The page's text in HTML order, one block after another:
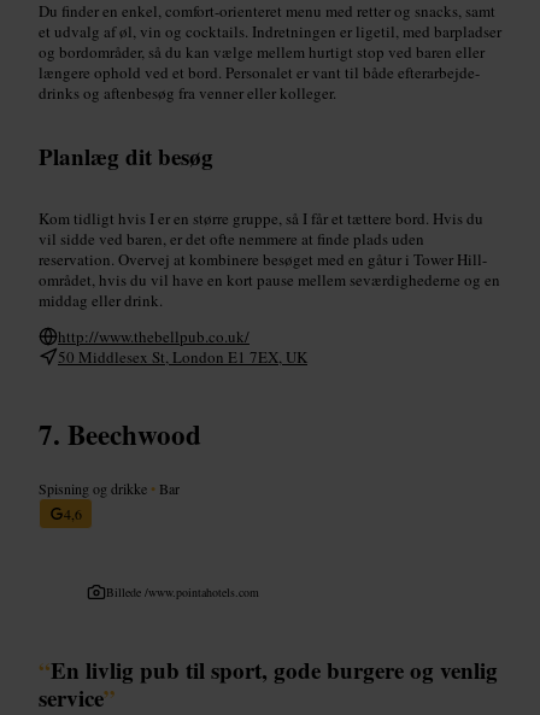
Du finder en enkel, comfort-orienteret menu med retter og snacks, samt
et udvalg af øl, vin og cocktails. Indretningen er ligetil, med barpladser
og bordområder, så du kan vælge mellem hurtigt stop ved baren eller
længere ophold ved et bord. Personalet er vant til både efterarbejde-
drinks og aftenbesøg fra venner eller kolleger.
Planlæg dit besøg
Kom tidligt hvis I er en større gruppe, så I får et tættere bord. Hvis du
vil sidde ved baren, er det ofte nemmere at finde plads uden
reservation. Overvej at kombinere besøget med en gåtur i Tower Hill-
området, hvis du vil have en kort pause mellem seværdighederne og en
middag eller drink.
http://www.thebellpub.co.uk/
50 Middlesex St, London E1 7EX, UK
Beechwood
Spisning og drikke • Bar
4,6
Billede /www.pointahotels.com
“En livlig pub til sport, gode burgere og venlig
service”